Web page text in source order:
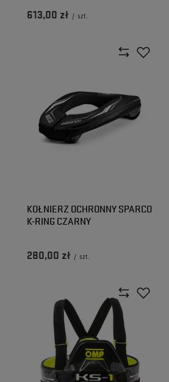
613,00 zł / szt.
KOŁNIERZ OCHRONNY SPARCO
K-RING CZARNY
280,00 zł / szt.